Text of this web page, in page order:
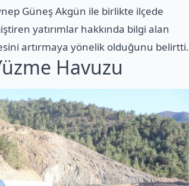
Güneş Akgün ile birlikte ilçede
yatırımlar hakkında bilgi alan
artırmaya yönelik olduğunu belirtti.
Havuzu